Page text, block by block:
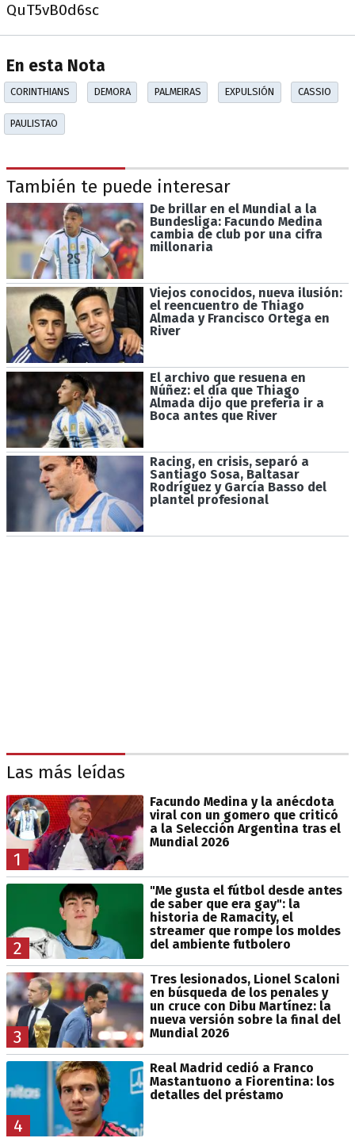
QuT5vB0d6sc
En esta Nota
CORINTHIANS DEMORA PALMEIRAS EXPULSIÓN CASSIO
PAULISTAO
También te puede interesar
De brillar en el Mundial a la
Bundesliga: Facundo Medina
cambia de club por una cifra
millonaria
Viejos conocidos, nueva ilusión:
el reencuentro de Thiago
Almada y Francisco Ortega en
River
El archivo que resuena en
Núñez: el día que Thiago
Almada dijo que prefería ir a
Boca antes que River
Racing, en crisis, separó a
Santiago Sosa, Baltasar
Rodríguez y García Basso del
plantel profesional
Las más leídas
1
Facundo Medina y la anécdota
viral con un gomero que criticó
a la Selección Argentina tras el
Mundial 2026
2
"Me gusta el fútbol desde antes
de saber que era gay": la
historia de Ramacity, el
streamer que rompe los moldes
del ambiente futbolero
3
Tres lesionados, Lionel Scaloni
en búsqueda de los penales y
un cruce con Dibu Martínez: la
nueva versión sobre la final del
Mundial 2026
4
Real Madrid cedió a Franco
Mastantuono a Fiorentina: los
detalles del préstamo